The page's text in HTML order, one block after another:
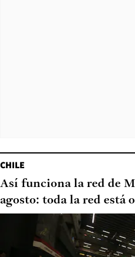
CHILE
Así funciona la red de
agosto: toda la red está